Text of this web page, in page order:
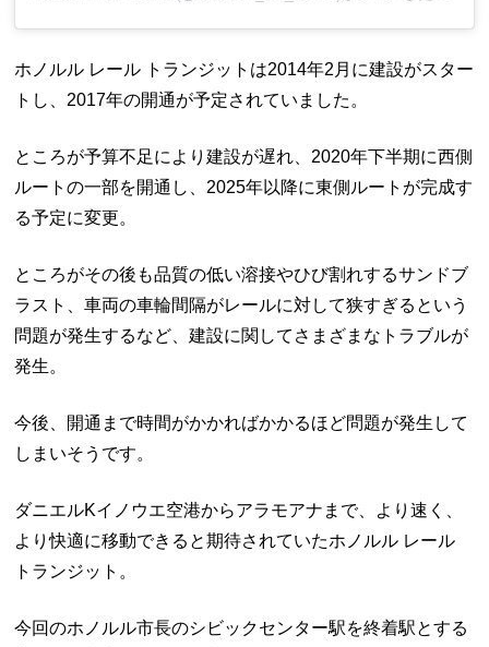
ホノルル レール トランジットは2014年2月に建設がスター
トし、2017年の開通が予定されていました。
ところが予算不足により建設が遅れ、2020年下半期に西側
ルートの一部を開通し、2025年以降に東側ルートが完成す
る予定に変更。
ところがその後も品質の低い溶接やひび割れするサンドブ
ラスト、車両の車輪間隔がレールに対して狭すぎるという
問題が発生するなど、建設に関してさまざまなトラブルが
発生。
今後、開通まで時間がかかればかかるほど問題が発生して
しまいそうです。
ダニエルKイノウエ空港からアラモアナまで、より速く、
より快適に移動できると期待されていたホノルル レール
トランジット。
今回のホノルル市長のシビックセンター駅を終着駅とする